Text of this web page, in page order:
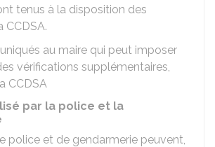
tenus à la disposition des
CCDSA.
au maire qui peut imposer
vérifications supplémentaires,
CCDSA
par la police et la
police et de gendarmerie peuvent,